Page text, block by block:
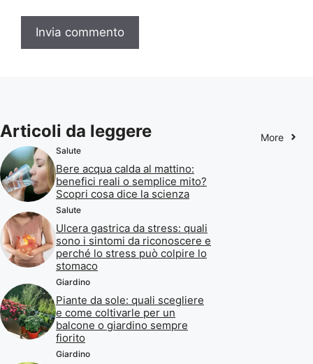
Articoli da leggere More
Salute
Bere acqua calda al mattino:
benefici reali o semplice mito?
Scopri cosa dice la scienza
Salute
Ulcera gastrica da stress: quali
sono i sintomi da riconoscere e
perché lo stress può colpire lo
stomaco
Giardino
Piante da sole: quali scegliere
e come coltivarle per un
balcone o giardino sempre
fiorito
Giardino